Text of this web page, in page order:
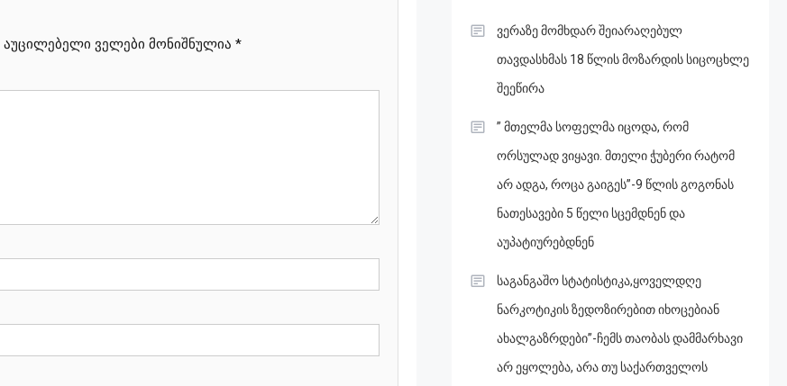
აუცილებელი ველები მონიშნულია *
ვერაზე მომხდარ შეიარაღებულ
თავდასხმას 18 წლის მოზარდის სიცოცხლე
შეეწირა
” მთელმა სოფელმა იცოდა, რომ
ორსულად ვიყავი. მთელი ჭუბერი რატომ
არ ადგა, როცა გაიგეს”-9 წლის გოგონას
ნათესავები 5 წელი სცემდნენ და
აუპატიურებდნენ
საგანგაშო სტატისტიკა,ყოველდღე
ნარკოტიკის ზედოზირებით იხოცებიან
ახალგაზრდები”-ჩემს თაობას დამმარხავი
არ ეყოლება, არა თუ საქართველოს